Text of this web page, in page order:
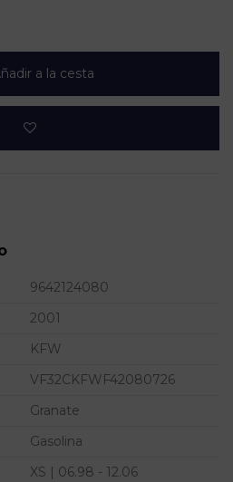
a la cesta
9642124080
2001
KFW
VF32CKFWF42080726
Granate
Gasolina
XS | 06.98 - 12.06